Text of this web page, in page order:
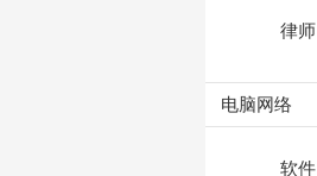
律师
电脑网络
软件